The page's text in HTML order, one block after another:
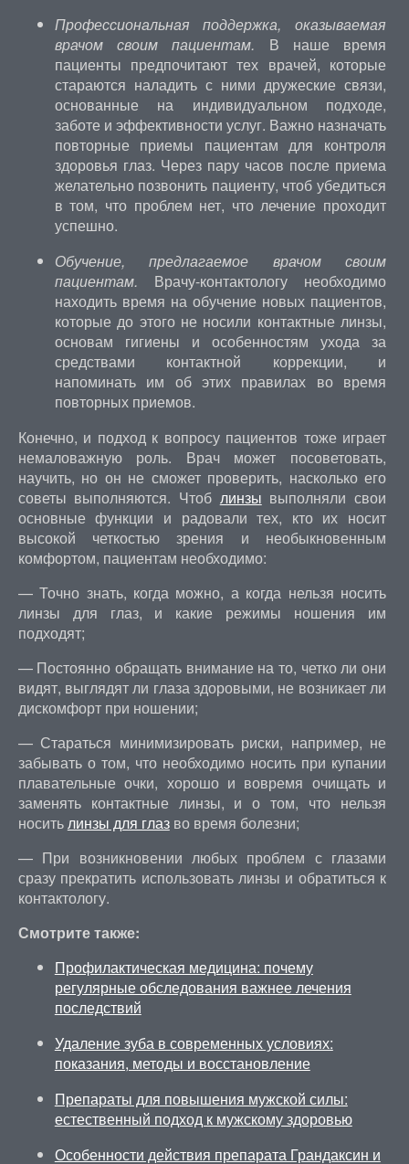
Профессиональная поддержка, оказываемая
врачом своим пациентам. В наше время
пациенты предпочитают тех врачей, которые
стараются наладить с ними дружеские связи,
основанные на индивидуальном подходе,
заботе и эффективности услуг. Важно назначать
повторные приемы пациентам для контроля
здоровья глаз. Через пару часов после приема
желательно позвонить пациенту, чтоб убедиться
в том, что проблем нет, что лечение проходит
успешно.
Обучение, предлагаемое врачом своим
пациентам. Врачу-контактологу необходимо
находить время на обучение новых пациентов,
которые до этого не носили контактные линзы,
основам гигиены и особенностям ухода за
средствами контактной коррекции, и
напоминать им об этих правилах во время
повторных приемов.
Конечно, и подход к вопросу пациентов тоже играет
немаловажную роль. Врач может посоветовать,
научить, но он не сможет проверить, насколько его
советы выполняются. Чтоб линзы выполняли свои
основные функции и радовали тех, кто их носит
высокой четкостью зрения и необыкновенным
комфортом, пациентам необходимо:
— Точно знать, когда можно, а когда нельзя носить
линзы для глаз, и какие режимы ношения им
подходят;
— Постоянно обращать внимание на то, четко ли они
видят, выглядят ли глаза здоровыми, не возникает ли
дискомфорт при ношении;
— Стараться минимизировать риски, например, не
забывать о том, что необходимо носить при купании
плавательные очки, хорошо и вовремя очищать и
заменять контактные линзы, и о том, что нельзя
носитьлинзы для глазво время болезни;
— При возникновении любых проблем с глазами
сразу прекратить использовать линзы и обратиться к
контактологу.
Смотрите также:
Профилактическая медицина: почему
регулярные обследования важнее лечения
последствий
Удаление зуба в современных условиях:
показания, методы и восстановление
Препараты для повышения мужской силы:
естественный подход к мужскому здоровью
Особенности действия препарата Грандаксин и